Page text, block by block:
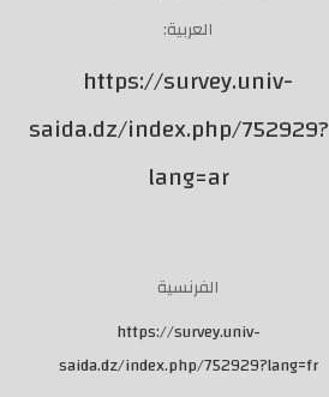
العربية:
https://survey.univ-
saida.dz/index.php/752929?
lang=ar
الفرنسية
https://survey.univ-
saida.dz/index.php/752929?lang=fr